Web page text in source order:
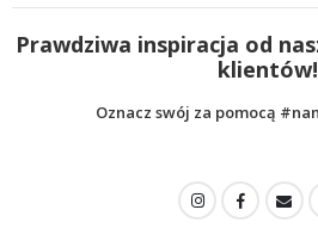
Prawdziwa inspiracja od
klientów!
Oznacz swój za pomocą